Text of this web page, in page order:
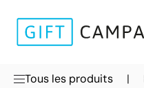
Tous les produits |